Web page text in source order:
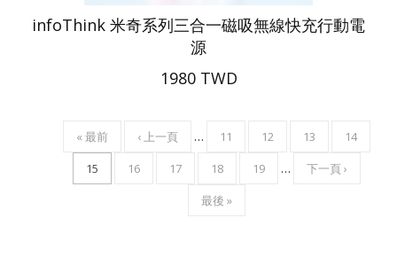
infoThink 米奇系列三合一磁吸無線快充行動電
源
1980 TWD
Pagination
FIRST
PAGE
« 最前
PREVIOUS
‹ 上一頁 …
頁
11
頁
12
頁
13
頁
14
目
前
15
頁
16
頁
17
頁
18
頁
19 …
下
下一頁 ›
LAST
最後 »